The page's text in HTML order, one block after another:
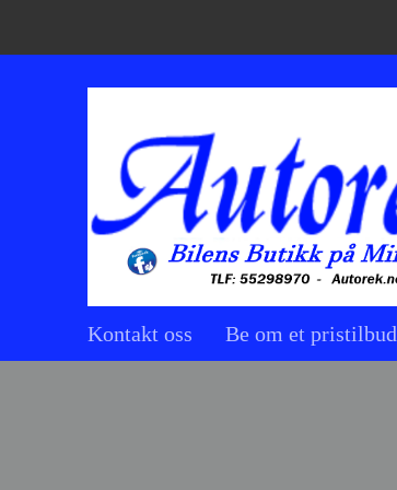
Kontakt oss Be om et pristilbud